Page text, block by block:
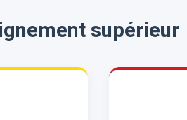
supérieur